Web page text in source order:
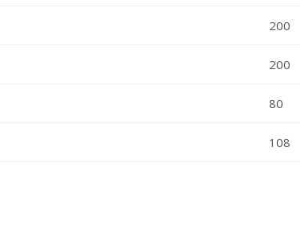
200
200
80
108